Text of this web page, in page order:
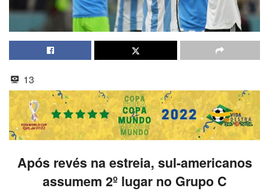
13
Após revés na estreia, sul-americanos
assumem 2º lugar no Grupo C